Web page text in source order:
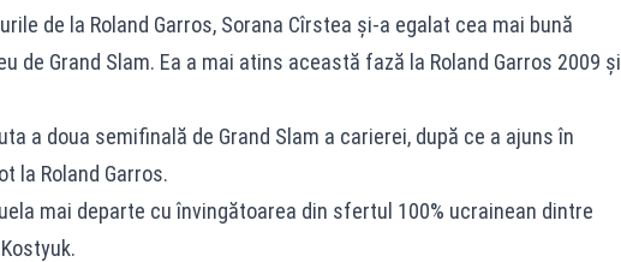
de la Roland Garros, Sorana Cîrstea și-a egalat cea mai bună
de Grand Slam. Ea a mai atins această fază la Roland Garros 2009 și
a doua semifinală de Grand Slam a carierei, după ce a ajuns în
la Roland Garros.
mai departe cu învingătoarea din sfertul 100% ucrainean dintre